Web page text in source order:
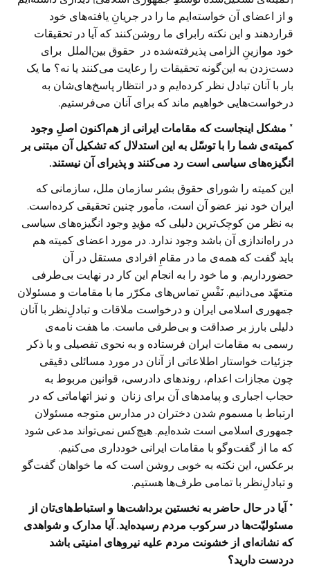
و از اعضای آن خواسته‌ایم ما را در جریانِ یافته‌های خود
قراردهند و این نکته رابرای ما روشن‌کنند که آیا در تحقیقات
خود موازینِ الزامی پذیرفته‌شده در حقوق بین‌الملل برای
دست‌زدن به این‌گونه تحقیقات را رعایت می‌کنند یا نه؟ ما یک
بار با آنان تبادل نظر کرده‌ایم و در انتظار پاسخ‌های‌شان به
درخواست‌هایی خواهیم ماند که برای آنان می‌فرستیم.
* مشکل اینجاست که مقامات ایرانی از هم‌اکنون اصلِ وجود
کمیته‌ی شما را با توسّل به این استدلال که تشکیل آن مبتنی بر
انگیزه‌های سیاسی است رد می‌کنند و پذیرای آن نیستند.
این کمیته را شورای حقوق بشر سازمان ملل، سازمانی که
ایران خود نیز عضو آن است، مأمور چنین تحقیقی کرده‌است.
به نظر من کوچک‌ترین دلیلی که مؤیدِ وجود انگیزه‌های سیاسی
در راه‌اندازی آن باشد وجود ندارد. در مورد اعضای کمیته هم
باید گفت که همه‌ی ما در مقامِ افرادی مستقل در آن
حضورداریم. و ما خود را به انجام این کار در نهایت بی‌طرفی
متعهّد می‌دانیم. نَفْسِ تماس‌های مکرّر ما با مقامات و مسئولان
جمهوری اسلامی ایران و درخواست ملاقات و تبادلِ‌نظر با آنان
دلیلی بارز بر صداقت و بی‌طرفی ماست. ما هفت نامه‌ی
رسمی به مقامات ایران فرستاده و به نحوی تفصیلی و با ذکر
جزئیات خواستار اطلاعاتی از آنان در مورد مسائلی دقیقی
چون مجازات اعدام، روندهای دادرسی، قوانین مربوط به
حجاب اجباری و پیامدهای آن برای زنان و نیز اتهاماتی که در
ارتباط با مسموم شدن دختران در مدارس متوجه مسئولان
جمهوری اسلامی است شده‌ایم. هیچ‌کس نمی‌تواند مدعی شود
که ما از گفت‌وگو با مقامات ایرانی خودداری می‌کنیم.
برعکس، این نکته به خوبی روشن است که ما خواهان گفت‌گو
و تبادلِ‌نظر با تمامی طرف‌ها هستیم.
* آیا در حال حاضر به نخستین برداشت‌ها و استباط‌های‌تان از
مسئولیّت‌ها در سرکوب مردم رسیده‌اید. آیا مدارک و شواهدی
که نشانه‌ای از خشونت مردم علیه نیروهای امنیتی باشد
دردست دارید؟